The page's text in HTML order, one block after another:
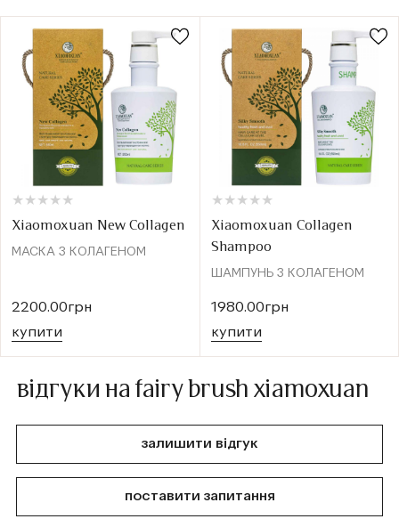
★
★ ★
★ ★
★ ★
★ ★
★
Xiaomoxuan New Collagen
МАСКА З КОЛАГЕНОМ
2200.00грн
купити
★
★ ★
★ ★
★ ★
★ ★
★
Xiaomoxuan Collagen
Shampoo
ШАМПУНЬ З КОЛАГЕНОМ
1980.00грн
купити
відгуки на fairy brush xiamoxuan
залишити відгук
поставити запитання